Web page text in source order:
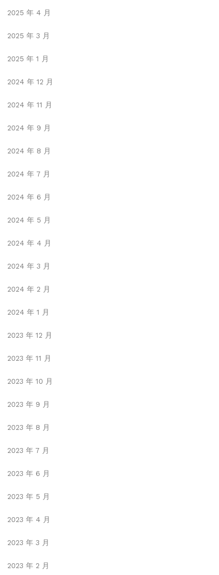
2025 年 4 月
2025 年 3 月
2025 年 1 月
2024 年 12 月
2024 年 11 月
2024 年 9 月
2024 年 8 月
2024 年 7 月
2024 年 6 月
2024 年 5 月
2024 年 4 月
2024 年 3 月
2024 年 2 月
2024 年 1 月
2023 年 12 月
2023 年 11 月
2023 年 10 月
2023 年 9 月
2023 年 8 月
2023 年 7 月
2023 年 6 月
2023 年 5 月
2023 年 4 月
2023 年 3 月
2023 年 2 月